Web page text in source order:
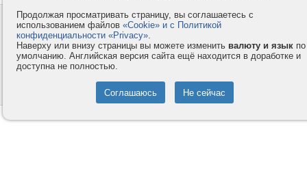
Контакты
Компания
Privacy и Cookie
Услуги
Как оплатить
Помощь
© 2008-2026
- Все права защищены.
Продолжая просматривать страницу, вы соглашаетесь с
использованием файлов «Cookie» и с Политикой
конфиденциальности «Privacy».
Наверху или внизу страницы вы можете изменить валюту и язык по
умолчанию. Английская версия сайта ещё находится в доработке и
доступна не полностью.